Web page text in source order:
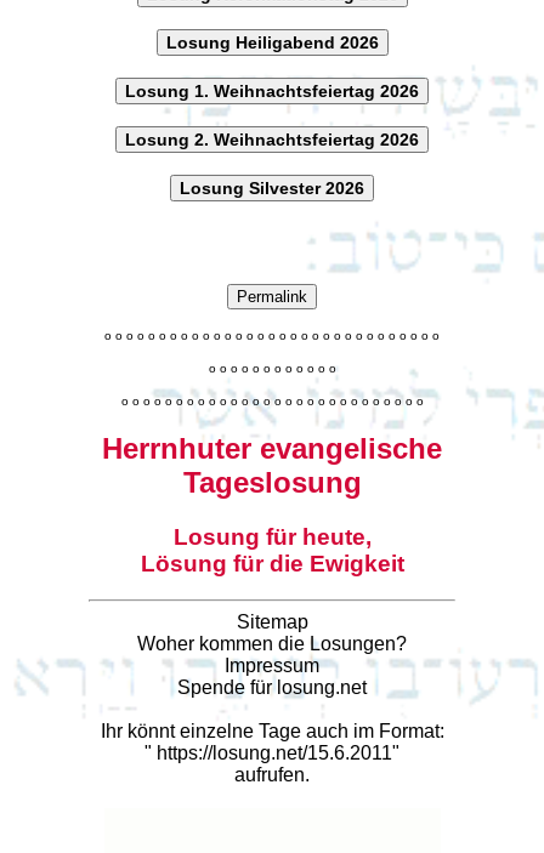
Losung Heiligabend 2026
Losung 1. Weihnachtsfeiertag 2026
Losung 2. Weihnachtsfeiertag 2026
Losung Silvester 2026
Permalink
o o o o o o o o o o o o o o o o o o o o o o o o o o o o o o o
o o o o o o o o o o o o
o o o o o o o o o o o o o o o o o o o o o o o o o o o o
Herrnhuter evangelische
Tageslosung
Losung für heute,
Lösung für die Ewigkeit
Sitemap
Woher kommen die Losungen?
Impressum
Spende für losung.net
Ihr könnt einzelne Tage auch im Format:
" https://losung.net/15.6.2011"
aufrufen.